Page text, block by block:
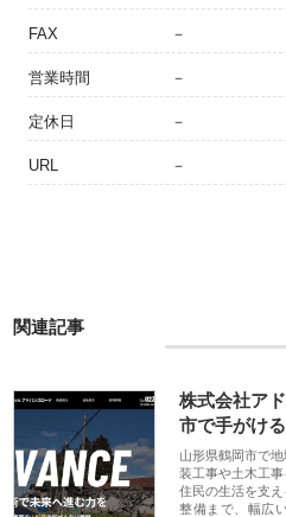
FAX －
営業時間 －
定休日 －
URL －
関連記事
株式会社ア
市で手がけ
山形県鶴岡市で
装工事や土木工
住民の生活を支
整備まで、幅広